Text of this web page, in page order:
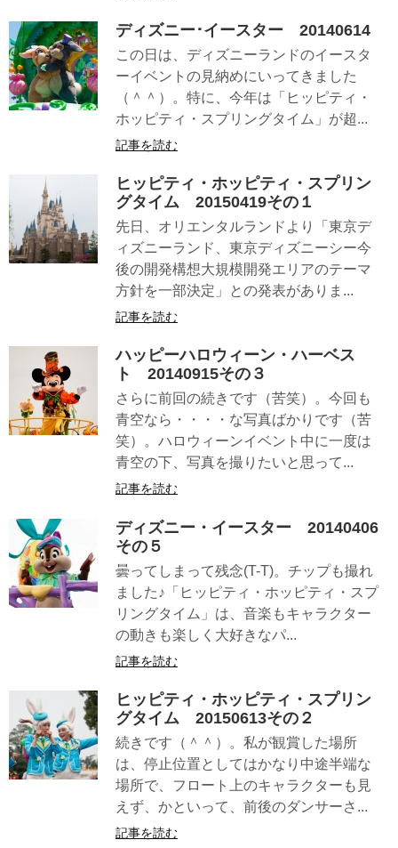
ディズニー･イースター 20140614
この日は、ディズニーランドのイースタ
ーイベントの見納めにいってきました
（＾＾）。特に、今年は「ヒッピティ・
ホッピティ・スプリングタイム」が超...
記事を読む
ヒッピティ・ホッピティ・スプリン
グタイム 20150419その１
先日、オリエンタルランドより「東京デ
ィズニーランド、東京ディズニーシー今
後の開発構想大規模開発エリアのテーマ
方針を一部決定」との発表がありま...
記事を読む
ハッピーハロウィーン・ハーベス
ト 20140915その３
さらに前回の続きです（苦笑）。今回も
青空なら・・・・な写真ばかりです（苦
笑）。ハロウィーンイベント中に一度は
青空の下、写真を撮りたいと思って...
記事を読む
ディズニー・イースター 20140406
その５
曇ってしまって残念(T-T)。チップも撮れ
ました♪「ヒッピティ・ホッピティ・スプ
リングタイム」は、音楽もキャラクター
の動きも楽しく大好きなパ...
記事を読む
ヒッピティ・ホッピティ・スプリン
グタイム 20150613その２
続きです（＾＾）。私が観賞した場所
は、停止位置としてはかなり中途半端な
場所で、フロート上のキャラクターも見
えず、かといって、前後のダンサーさ...
記事を読む